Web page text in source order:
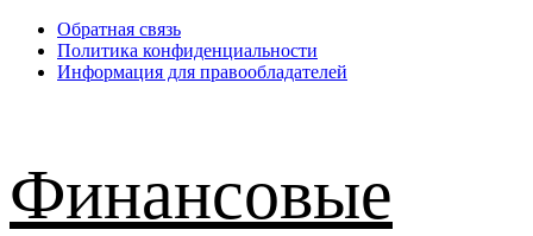
Перейти
содержимому
Обратная связь
Политика конфиденциальности
Информация для правообладателей
Финансовые